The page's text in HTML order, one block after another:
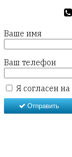
Ваше имя
Ваш телефон
Я согласен на
Отправить